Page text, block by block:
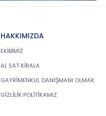
HAKKIMIZDA
EKİBİMİZ
AL SAT KİRALA
GAYRİMENKUL DANIŞMANI OLMAK
GİZLİLİK POLİTİKAMIZ